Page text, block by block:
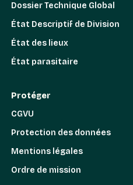
Dossier Technique Global
État Descriptif de Division
État des lieux
État parasitaire
Protéger
CGVU
Protection des données
Mentions légales
Ordre de mission